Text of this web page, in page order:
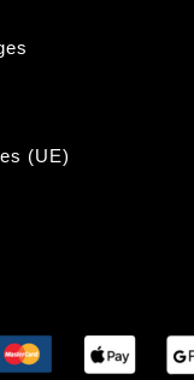
(UE)